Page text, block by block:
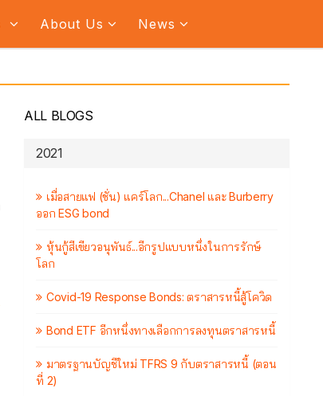
About Us News
ALL BLOGS
2021
เมื่อสายแฟ (ชั่น) แคร์โลก...Chanel และ Burberry
ออก ESG bond
หุ้นกู้สีเขียวอนุพันธ์...อีกรูปแบบหนึ่งในการรักษ์
โลก
Covid-19 Response Bonds: ตราสารหนี้สู้โควิด
Bond ETF อีกหนึ่งทางเลือกการลงทุนตราสารหนี้
มาตรฐานบัญชีใหม่ TFRS 9 กับตราสารหนี้ (ตอน
ที่ 2)